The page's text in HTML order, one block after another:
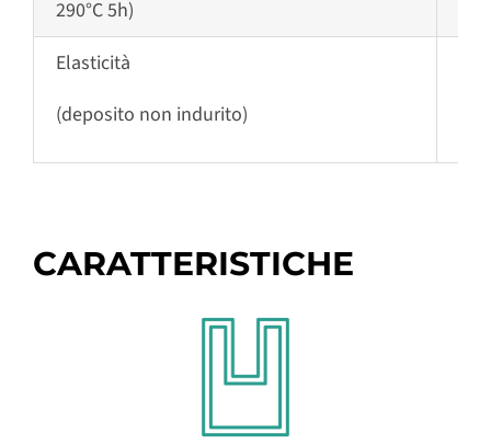
290°C 5h)
Elasticità
(deposito non indurito)
CARATTERISTICHE